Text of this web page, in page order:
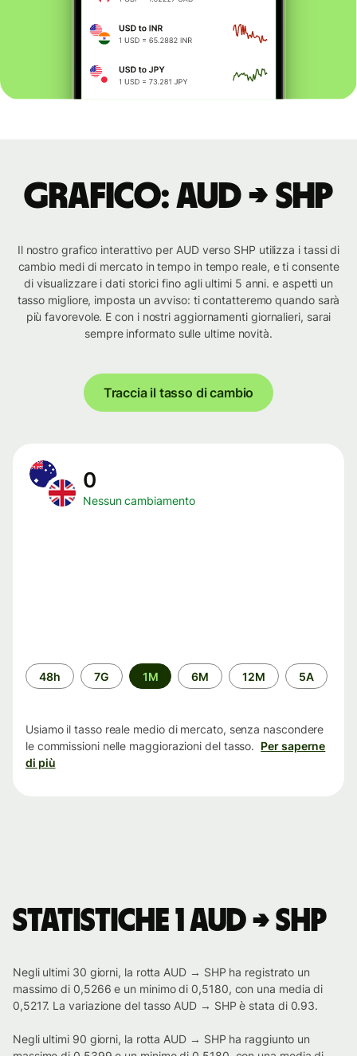
Grafico: AUD → SHP
Il nostro grafico interattivo per AUD verso SHP utilizza i tassi di
cambio medi di mercato in tempo in tempo reale, e ti consente
di visualizzare i dati storici fino agli ultimi 5 anni. e aspetti un
tasso migliore, imposta un avviso: ti contatteremo quando sarà
più favorevole. E con i nostri aggiornamenti giornalieri, sarai
sempre informato sulle ultime novità.
Traccia il tasso di cambio
0
Nessun cambiamento
Periodo
di
48h 7G 1M 6M 12M 5A
Usiamo il tasso reale medio di mercato, senza nascondere
le commissioni nelle maggiorazioni del tasso. Per saperne
di più
Statistiche 1 AUD → SHP
Negli ultimi 30 giorni, la rotta AUD → SHP ha registrato un
massimo di 0,5266 e un minimo di 0,5180, con una media di
0,5217. La variazione del tasso AUD → SHP è stata di 0.93.
Negli ultimi 90 giorni, la rotta AUD → SHP ha raggiunto un